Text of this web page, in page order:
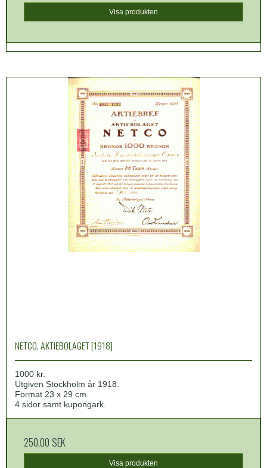
Visa produkten
NETCO, AKTIEBOLAGET [1918]
1000 kr.
Utgiven Stockholm år 1918.
Format 23 x 29 cm.
4 sidor samt kupongark.
250,00 SEK
Visa produkten